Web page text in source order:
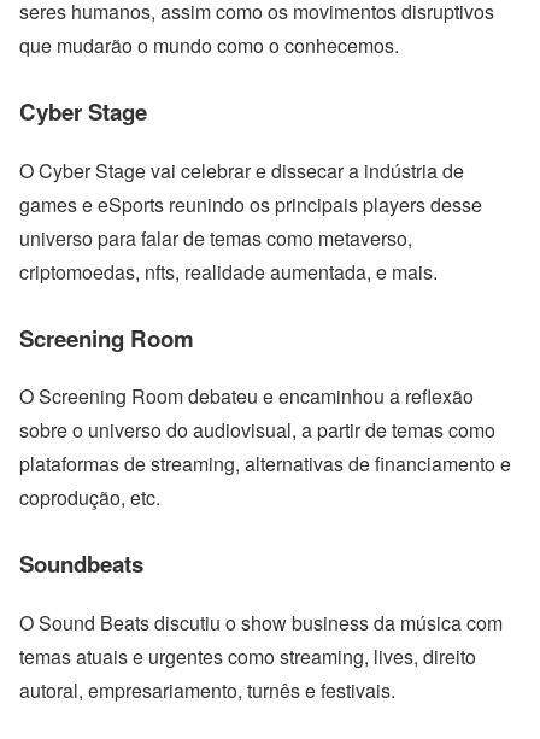
seres humanos, assim como os movimentos disruptivos
que mudarão o mundo como o conhecemos.
Cyber Stage
O Cyber Stage vai celebrar e dissecar a indústria de
games e eSports reunindo os principais players desse
universo para falar de temas como metaverso,
criptomoedas, nfts, realidade aumentada, e mais.
Screening Room
O Screening Room debateu e encaminhou a reflexão
sobre o universo do audiovisual, a partir de temas como
plataformas de streaming, alternativas de financiamento e
coprodução, etc.
Soundbeats
O Sound Beats discutiu o show business da música com
temas atuais e urgentes como streaming, lives, direito
autoral, empresariamento, turnês e festivais.